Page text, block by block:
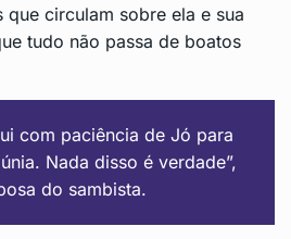
que circulam sobre ela e sua
tudo não passa de boatos
com paciência de Jó para
Nada disso é verdade”,
do sambista.